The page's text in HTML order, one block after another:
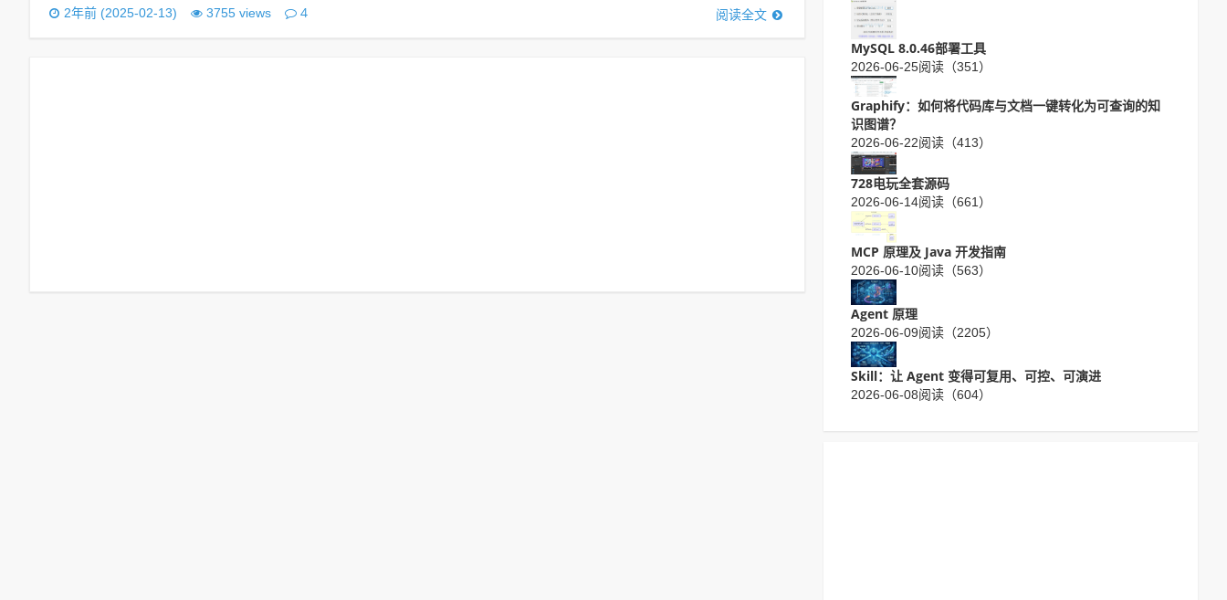
2年前 (2025-02-13) 3755 views 4 阅读全文
MySQL 8.0.46部署工具
2026-06-25阅读（351）
Graphify：如何将代码库与文档一键转化为可查询的知
识图谱？
2026-06-22阅读（413）
728电玩全套源码
2026-06-14阅读（661）
MCP 原理及 Java 开发指南
2026-06-10阅读（563）
Agent 原理
2026-06-09阅读（2205）
Skill：让 Agent 变得可复用、可控、可演进
2026-06-08阅读（604）